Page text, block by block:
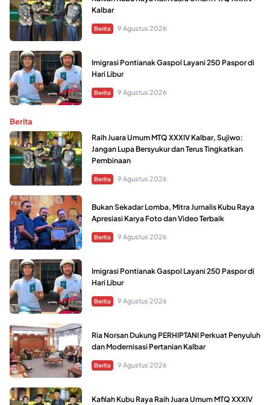
Kalbar
Berita 9 Agustus 2026
Imigrasi Pontianak Gaspol Layani 250 Paspor di
Hari Libur
Berita 9 Agustus 2026
Berita
Raih Juara Umum MTQ XXXIV Kalbar, Sujiwo:
Jangan Lupa Bersyukur dan Terus Tingkatkan
Pembinaan
Berita 9 Agustus 2026
Bukan Sekadar Lomba, Mitra Jurnalis Kubu Raya
Apresiasi Karya Foto dan Video Terbaik
Berita 9 Agustus 2026
Imigrasi Pontianak Gaspol Layani 250 Paspor di
Hari Libur
Berita 9 Agustus 2026
Ria Norsan Dukung PERHIPTANI Perkuat Penyuluh
dan Modernisasi Pertanian Kalbar
Berita 9 Agustus 2026
Kafilah Kubu Raya Raih Juara Umum MTQ XXXIV